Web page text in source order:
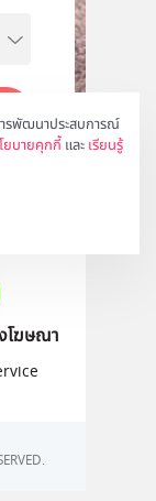
รพัฒนาประสบการณ์
ยบายคุกกี้ และ เรียนรู้
โฆษณา